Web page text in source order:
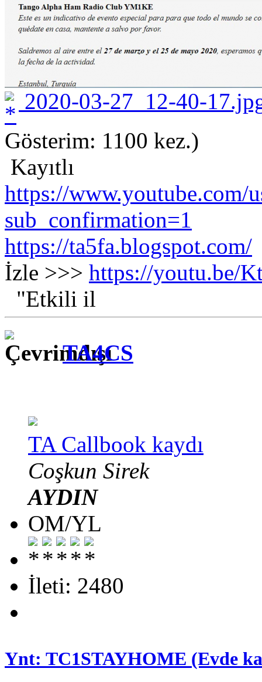
2020-03-27_12-40-
Gösterim: 1100 kez.)
Kayıtlı
https://www.youtube.com/
sub_confirmation=1
https://ta5fa.blogspot.com/
İzle >>> https://youtu.be/
"Etkili il
TA4CS
TA Callbook kaydı
Coşkun Sirek
AYDIN
OM/YL
İleti: 2480
Ynt: TC1STAYHOME (Evde